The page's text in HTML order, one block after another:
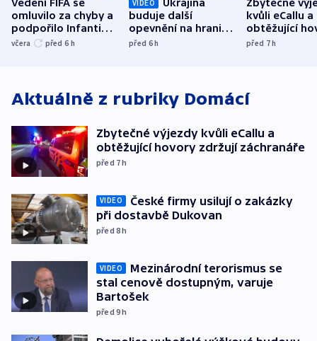
Vedení FIFA se
omluvilo za chyby a
podpořilo Infantina.
UEFA trvá na
včera před 6 h
VIDEO
Ukrajina
buduje další
opevnění na hranici
s Běloruskem
před 6h
Zbytečné
kvůli eCallu a
obtěžující
zdržují
před 7h
Aktuálně z rubriky Domácí
Zbytečné výjezdy kvůli eCallu a
obtěžující hovory zdržují záchranáře
před 7h
VIDEO
České firmy usilují o zakázky
při dostavbě Dukovan
před 8h
VIDEO
Mezinárodní terorismus se
stal cenově dostupným, varuje
Bartošek
před 9h